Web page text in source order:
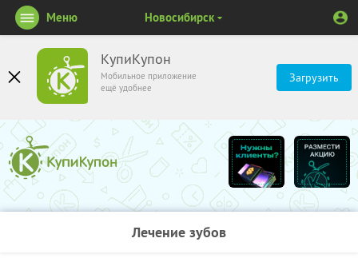
КупиКупон
Мобильное приложение
ещё удобнее
Загрузить
Меню Новосибирск
Лечение зубов